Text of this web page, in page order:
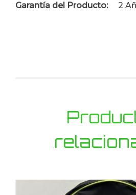
Garantía del Producto:2